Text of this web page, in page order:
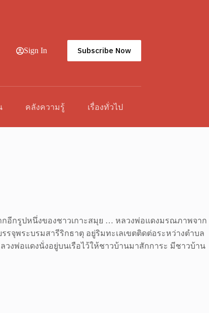
Sign In Subscribe Now
คลังความรู้ เรื่องทั่วไป
อีกรูปหนึ่งของชาวเกาะสมุย … หลวงพ่อแดงมรณภาพจาก
รจุพระบรมสารีริกธาตุ อยู่ริมทะเลเขตติดต่อระหว่างตำบล
งพ่อแดงนั่งอยู่บนเรือไว้ให้ชาวบ้านมาสักการะ มีชาวบ้าน